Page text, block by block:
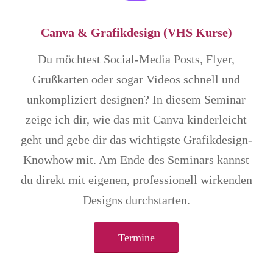
Canva & Grafikdesign (VHS Kurse)
Du möchtest Social-Media Posts, Flyer,
Grußkarten oder sogar Videos schnell und
unkompliziert designen? In diesem Seminar
zeige ich dir, wie das mit Canva kinderleicht
geht und gebe dir das wichtigste Grafikdesign-
Knowhow mit. Am Ende des Seminars kannst
du direkt mit eigenen, professionell wirkenden
Designs durchstarten.
Termine